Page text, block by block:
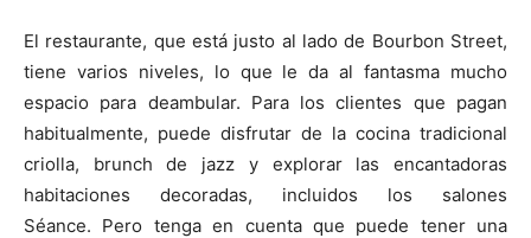
El restaurante, que está justo al lado de Bourbon Street,
tiene varios niveles, lo que le da al fantasma mucho
espacio para deambular. Para los clientes que pagan
habitualmente, puede disfrutar de la cocina tradicional
criolla, brunch de jazz y explorar las encantadoras
habitaciones decoradas, incluidos los salones
Séance. Pero tenga en cuenta que puede tener una